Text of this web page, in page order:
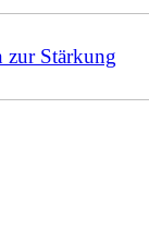
zur Stärkung